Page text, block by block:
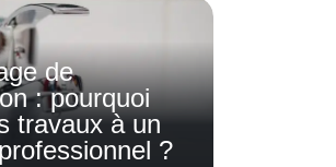
de
: pourquoi
travaux à un
?